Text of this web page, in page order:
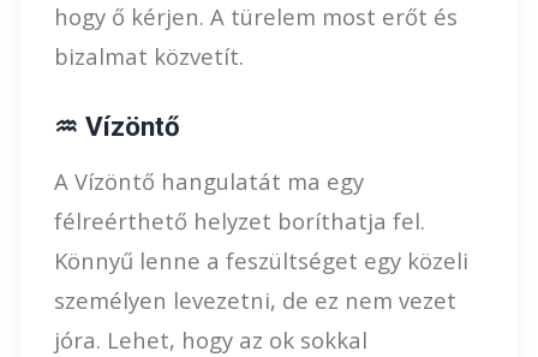
hogy ő kérjen. A türelem most erőt és
bizalmat közvetít.
♒ Vízöntő
A Vízöntő hangulatát ma egy
félreérthető helyzet boríthatja fel.
Könnyű lenne a feszültséget egy közeli
személyen levezetni, de ez nem vezet
jóra. Lehet, hogy az ok sokkal